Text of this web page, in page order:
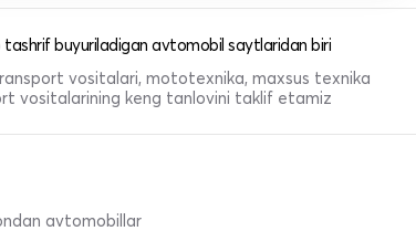
buyuriladigan avtomobil saytlaridan biri
vositalari, mototexnika, maxsus texnika
vositalarining keng tanlovini taklif etamiz
avtomobillar